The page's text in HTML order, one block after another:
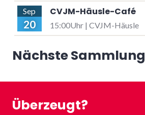
Sep
20
CVJM-Häusle-Café
15:00Uhr | CVJM-Häusle
Nächste Sammlung
Überzeugt?